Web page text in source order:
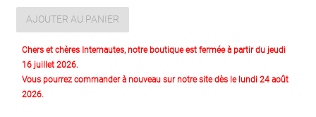
AJOUTER AU PANIER
Chers et chères Internautes, notre boutique est fermée à partir du jeudi
16 juillet 2026.
Vous pourrez commander à nouveau sur notre site dès le lundi 24 août
2026.